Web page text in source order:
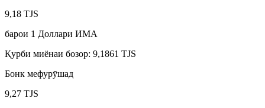
9,18 TJS
барои 1 Доллари ИМА
Қурби миёнаи бозор: 9,1861 TJS
Бонк мефурӯшад
9,27 TJS